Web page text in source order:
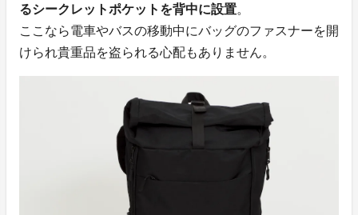
るシークレットポケットを背中に設置。
ここなら電車やバスの移動中にバッグのファスナーを開
けられ貴重品を盗られる心配もありません。